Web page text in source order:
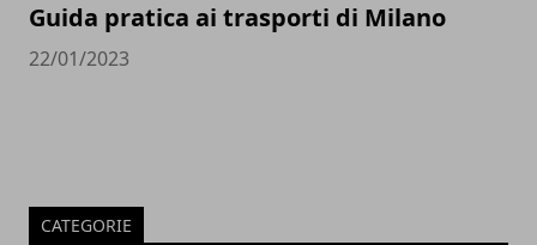
Guida pratica ai trasporti di Milano
22/01/2023
CATEGORIE